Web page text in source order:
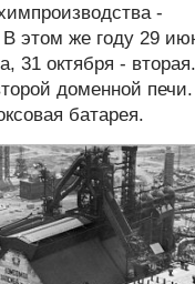
-
этом же году 29
31 октября -
доменной
батарея.